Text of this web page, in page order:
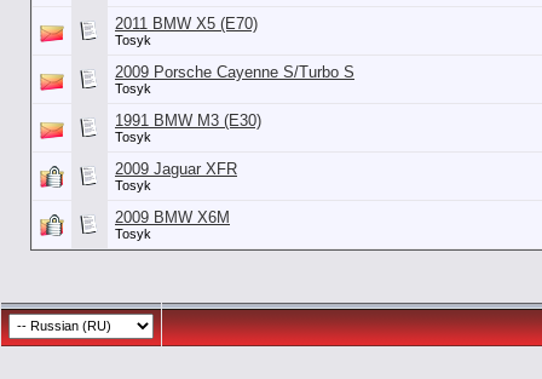
2011 BMW X5 (E70)
Tosyk
2009 Porsche Cayenne S/Turbo S
Tosyk
1991 BMW M3 (E30)
Tosyk
2009 Jaguar XFR
Tosyk
2009 BMW X6M
Tosyk